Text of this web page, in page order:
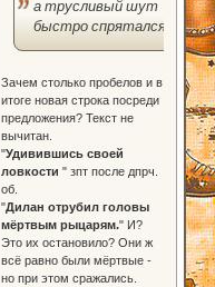
а трусливый шут
быстро спрятался
Зачем столько пробелов и в
итоге новая строка посреди
предложения? Текст не
вычитан.
"Удивившись своей
ловкости " зпт после дпрч.
об.
"Дилан отрубил головы
мёртвым рыцарям." И?
Это их остановило? Они ж
всё равно были мёртвые -
но при этом сражались.